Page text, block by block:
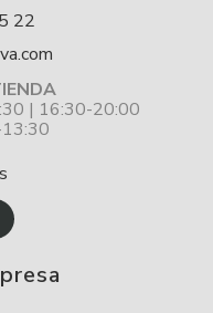
22
| 16:30-20:00